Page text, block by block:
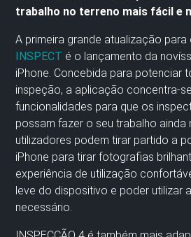
trabalho no terreno mais fácil e
A primeira grande atualização para
INSPECT é o lançamento da
iPhone. Concebida para potenciar
inspeção, a aplicação concentra-se
funcionalidades para que os
possam fazer o seu trabalho ainda
utilizadores podemtirar partido a
iPhone para tirar fotografias
experiência de utilização
leve do dispositivo e poder utilizar
necessário.